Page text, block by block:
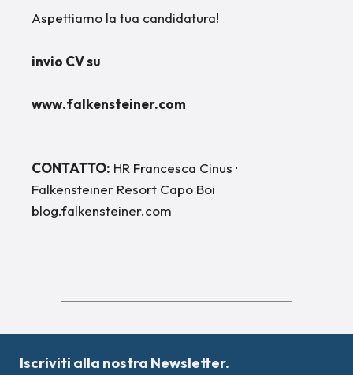
Aspettiamo la tua candidatura!
invio CV su
www.falkensteiner.com
CONTATTO: HR Francesca Cinus ·
Falkensteiner Resort Capo Boi
blog.falkensteiner.com
Iscriviti alla nostra Newsletter.